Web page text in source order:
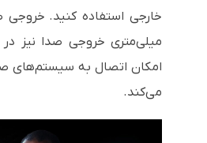
خارجی استفاده کنید.
میلی‌متری خروجی صدا نیز
امکان اتصال به سیستم‌های
می‌کند.